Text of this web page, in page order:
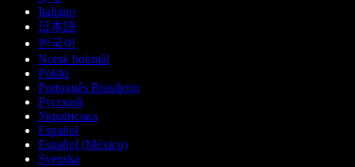
Italiano
日本語
한국어
Norsk bokmål
Polski
Português Brasileiro
Русский
Українська
Español
Español (México)
Svenska